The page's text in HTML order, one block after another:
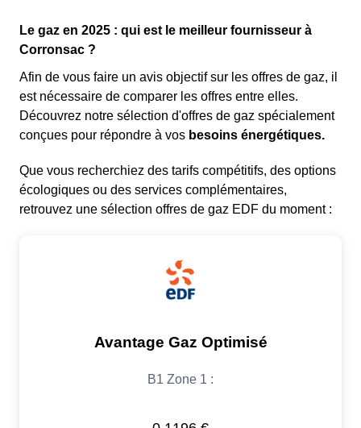
Le gaz en 2025 : qui est le meilleur fournisseur à
Corronsac ?
Afin de vous faire un avis objectif sur les offres de gaz, il
est nécessaire de comparer les offres entre elles.
Découvrez notre sélection d'offres de gaz spécialement
conçues pour répondre à vos besoins énergétiques.
Que vous recherchiez des tarifs compétitifs, des options
écologiques ou des services complémentaires,
retrouvez une sélection offres de gaz EDF du moment :